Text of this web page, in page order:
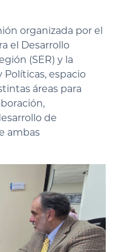
organizada por el
el Desarrollo
(SER) y la
Políticas, espacio
áreas para
de
ambas